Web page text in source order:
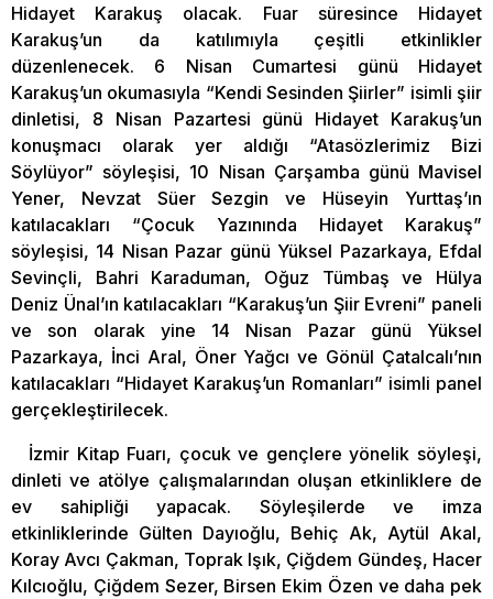
Hidayet Karakuş olacak. Fuar süresince Hidayet
Karakuş’un da katılımıyla çeşitli etkinlikler
düzenlenecek. 6 Nisan Cumartesi günü Hidayet
Karakuş’un okumasıyla “Kendi Sesinden Şiirler” isimli şiir
dinletisi, 8 Nisan Pazartesi günü Hidayet Karakuş’un
konuşmacı olarak yer aldığı “Atasözlerimiz Bizi
Söylüyor” söyleşisi, 10 Nisan Çarşamba günü Mavisel
Yener, Nevzat Süer Sezgin ve Hüseyin Yurttaş’ın
katılacakları “Çocuk Yazınında Hidayet Karakuş”
söyleşisi, 14 Nisan Pazar günü Yüksel Pazarkaya, Efdal
Sevinçli, Bahri Karaduman, Oğuz Tümbaş ve Hülya
Deniz Ünal’ın katılacakları “Karakuş’un Şiir Evreni” paneli
ve son olarak yine 14 Nisan Pazar günü Yüksel
Pazarkaya, İnci Aral, Öner Yağcı ve Gönül Çatalcalı’nın
katılacakları “Hidayet Karakuş’un Romanları” isimli panel
gerçekleştirilecek.
İzmir Kitap Fuarı, çocuk ve gençlere yönelik söyleşi,
dinleti ve atölye çalışmalarından oluşan etkinliklere de
ev sahipliği yapacak. Söyleşilerde ve imza
etkinliklerinde Gülten Dayıoğlu, Behiç Ak, Aytül Akal,
Koray Avcı Çakman, Toprak Işık, Çiğdem Gündeş, Hacer
Kılcıoğlu, Çiğdem Sezer, Birsen Ekim Özen ve daha pek